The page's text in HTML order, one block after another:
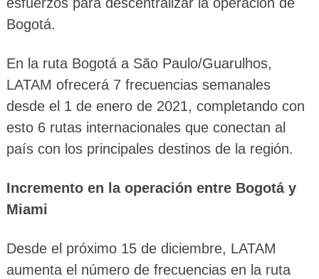
esfuerzos para descentralizar la operación de
Bogotá.
En la ruta Bogotá a São Paulo/Guarulhos,
LATAM ofrecerá 7 frecuencias semanales
desde el 1 de enero de 2021, completando con
esto 6 rutas internacionales que conectan al
país con los principales destinos de la región.
Incremento en la operación entre Bogotá y
Miami
Desde el próximo 15 de diciembre, LATAM
aumenta el número de frecuencias en la ruta